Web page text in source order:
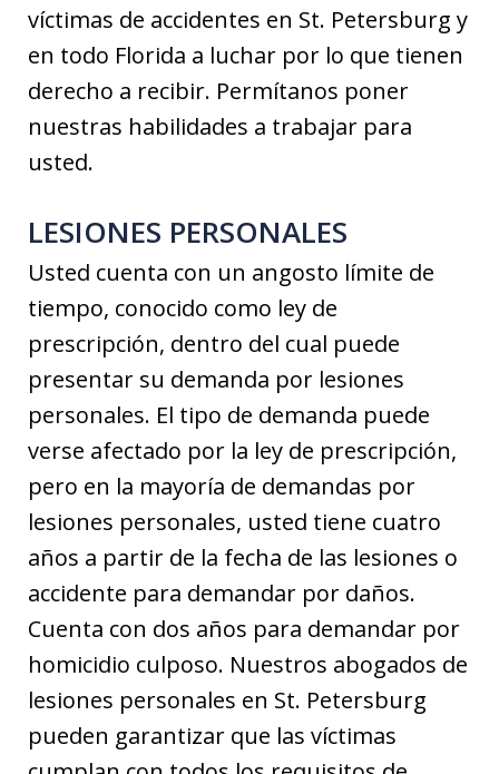
víctimas de accidentes en St. Petersburg y
en todo Florida a luchar por lo que tienen
derecho a recibir. Permítanos poner
nuestras habilidades a trabajar para
usted.
LESIONES PERSONALES
Usted cuenta con un angosto límite de
tiempo, conocido como ley de
prescripción, dentro del cual puede
presentar su demanda por lesiones
personales. El tipo de demanda puede
verse afectado por la ley de prescripción,
pero en la mayoría de demandas por
lesiones personales, usted tiene cuatro
años a partir de la fecha de las lesiones o
accidente para demandar por daños.
Cuenta con dos años para demandar por
homicidio culposo. Nuestros abogados de
lesiones personales en St. Petersburg
pueden garantizar que las víctimas